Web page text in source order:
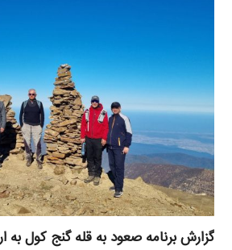
گزارش برنامه صعود به قله گنج کول به ارتفاع